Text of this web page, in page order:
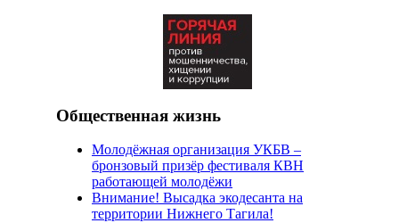
Общественная жизнь
Молодёжная организация УКБВ –
бронзовый призёр фестиваля КВН
работающей молодёжи
Внимание! Высадка экодесанта на
территории Нижнего Тагила!